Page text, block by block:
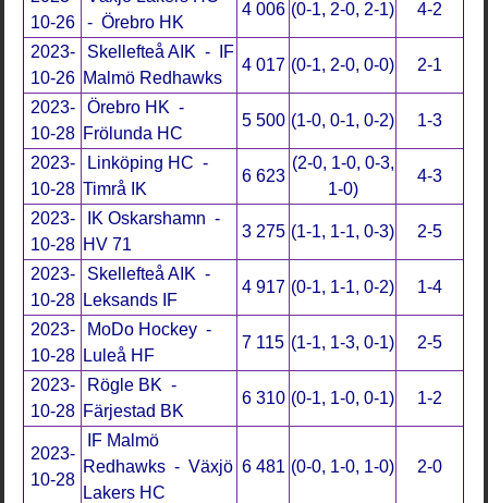
10-26
- Örebro HK
4 006 (0-1, 2-0, 2-1) 4-2
2023-
10-26
Skellefteå AIK - IF
Malmö Redhawks
4 017 (0-1, 2-0, 0-0) 2-1
2023-
10-28
Örebro HK -
Frölunda HC
5 500 (1-0, 0-1, 0-2) 1-3
2023-
10-28
Linköping HC -
Timrå IK
6 623
(2-0, 1-0, 0-3,
1-0)
4-3
2023-
10-28
IK Oskarshamn -
HV 71
3 275 (1-1, 1-1, 0-3) 2-5
2023-
10-28
Skellefteå AIK -
Leksands IF
4 917 (0-1, 1-1, 0-2) 1-4
2023-
10-28
MoDo Hockey -
Luleå HF
7 115 (1-1, 1-3, 0-1) 2-5
2023-
10-28
Rögle BK -
Färjestad BK
6 310 (0-1, 1-0, 0-1) 1-2
2023-
10-28
IF Malmö
Redhawks - Växjö
Lakers HC
6 481 (0-0, 1-0, 1-0) 2-0